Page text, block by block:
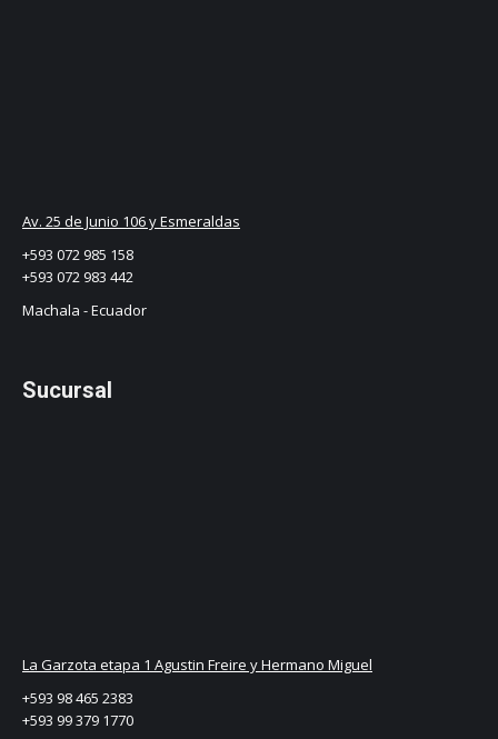
Av. 25 de Junio 106 y Esmeraldas
+593 072 985 158
+593 072 983 442
Machala - Ecuador
Sucursal
La Garzota etapa 1 Agustin Freire y Hermano Miguel
+593 98 465 2383
+593 99 379 1770